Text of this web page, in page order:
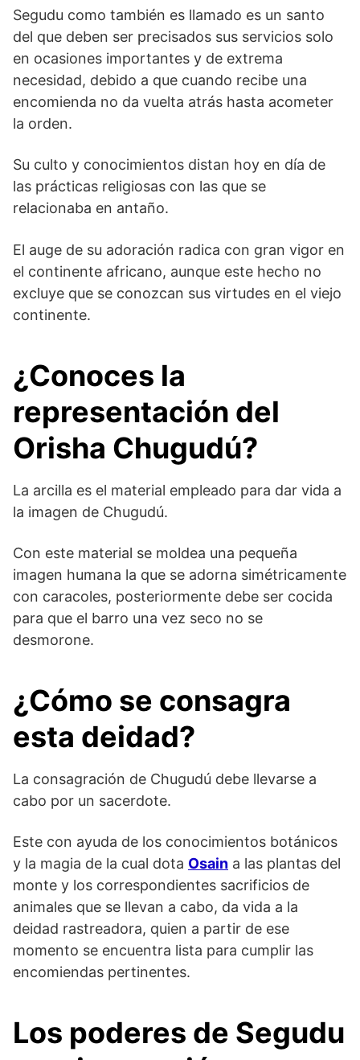
Segudu como también es llamado es un santo
del que deben ser precisados sus servicios solo
en ocasiones importantes y de extrema
necesidad, debido a que cuando recibe una
encomienda no da vuelta atrás hasta acometer
la orden.
Su culto y conocimientos distan hoy en día de
las prácticas religiosas con las que se
relacionaba en antaño.
El auge de su adoración radica con gran vigor en
el continente africano, aunque este hecho no
excluye que se conozcan sus virtudes en el viejo
continente.
¿Conoces la
representación del
Orisha Chugudú?
La arcilla es el material empleado para dar vida a
la imagen de Chugudú.
Con este material se moldea una pequeña
imagen humana la que se adorna simétricamente
con caracoles, posteriormente debe ser cocida
para que el barro una vez seco no se
desmorone.
¿Cómo se consagra
esta deidad?
La consagración de Chugudú debe llevarse a
cabo por un sacerdote.
Este con ayuda de los conocimientos botánicos
y la magia de la cual dota Osain a las plantas del
monte y los correspondientes sacrificios de
animales que se llevan a cabo, da vida a la
deidad rastreadora, quien a partir de ese
momento se encuentra lista para cumplir las
encomiendas pertinentes.
Los poderes de Segudu